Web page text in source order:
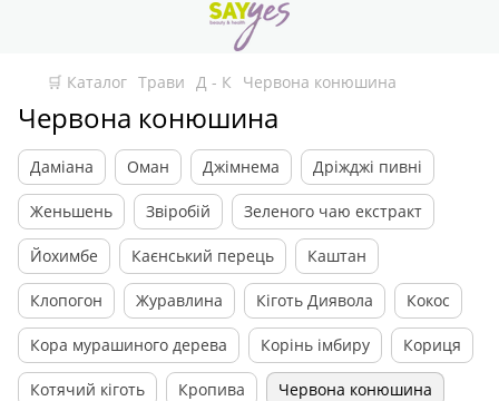
🛒 Каталог Трави Д - К Червона конюшина
Червона конюшина
Даміана Оман Джімнема Дріжджі пивні
Женьшень Звіробій Зеленого чаю екстракт
Йохимбе Каєнський перець Каштан
Клопогон Журавлина Кіготь Диявола Кокос
Кора мурашиного дерева Корінь імбиру Кориця
Котячий кіготь Кропива Червона конюшина